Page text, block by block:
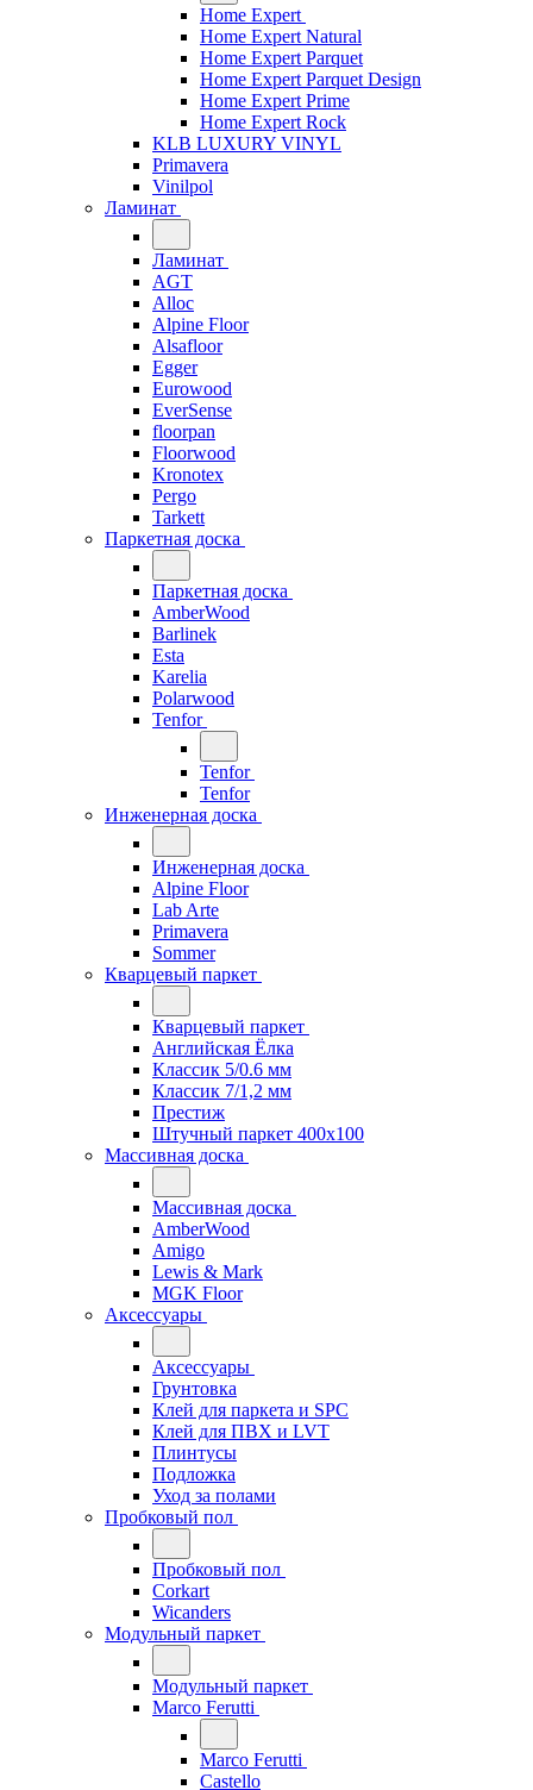
Home Expert
Home Expert Natural
Home Expert Parquet
Home Expert Parquet Design
Home Expert Prime
Home Expert Rock
KLB LUXURY VINYL
Primavera
Vinilpol
Ламинат
Ламинат
AGT
Alloc
Alpine Floor
Alsafloor
Egger
Eurowood
EverSense
floorpan
Floorwood
Kronotex
Pergo
Tarkett
Паркетная доска
Паркетная доска
AmberWood
Barlinek
Esta
Karelia
Polarwood
Tenfor
Tenfor
Tenfor
Инженерная доска
Инженерная доска
Alpine Floor
Lab Arte
Primavera
Sommer
Кварцевый паркет
Кварцевый паркет
Английская Ёлка
Классик 5/0.6 мм
Классик 7/1,2 мм
Престиж
Штучный паркет 400x100
Массивная доска
Массивная доска
AmberWood
Amigo
Lewis & Mark
MGK Floor
Аксессуары
Аксессуары
Грунтовка
Клей для паркета и SPC
Клей для ПВХ и LVT
Плинтусы
Подложка
Уход за полами
Пробковый пол
Пробковый пол
Corkart
Wicanders
Модульный паркет
Модульный паркет
Marco Ferutti
Marco Ferutti
Castello